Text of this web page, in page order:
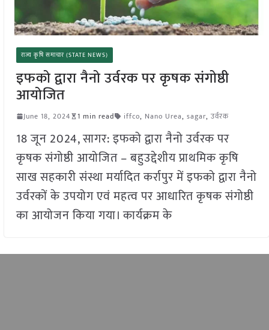
राज्य कृषि समाचार (STATE NEWS)
इफको द्वारा नैनो उर्वरक पर कृषक संगोष्ठी
आयोजित
June 18, 2024 1 min read iffco, Nano Urea, sagar, उर्वरक
18 जून 2024, सागर: इफको द्वारा नैनो उर्वरक पर
कृषक संगोष्ठी आयोजित – बहुउद्देशीय प्राथमिक कृषि
साख सहकारी संस्था मर्यादित कर्रापुर में इफको द्वारा नैनो
उर्वरकों के उपयोग एवं महत्व पर आधारित कृषक संगोष्ठी
का आयोजन किया गया। कार्यक्रम के